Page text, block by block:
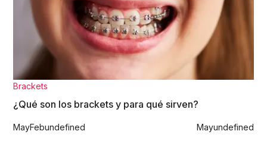
Brackets
¿Qué son los brackets y para qué sirven?
MayFebundefined Mayundefined